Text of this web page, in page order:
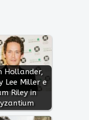
Hollander,
Lee Miller e
Riley in